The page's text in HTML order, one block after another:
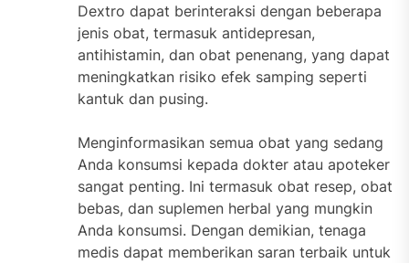
Dextro dapat berinteraksi dengan beberapa
jenis obat, termasuk antidepresan,
antihistamin, dan obat penenang, yang dapat
meningkatkan risiko efek samping seperti
kantuk dan pusing.
Menginformasikan semua obat yang sedang
Anda konsumsi kepada dokter atau apoteker
sangat penting. Ini termasuk obat resep, obat
bebas, dan suplemen herbal yang mungkin
Anda konsumsi. Dengan demikian, tenaga
medis dapat memberikan saran terbaik untuk